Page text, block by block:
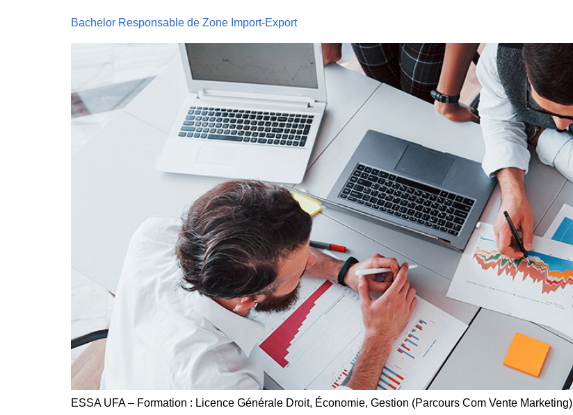
Bachelor Responsable de Zone Import-Export
ESSA UFA – Formation : Licence Générale Droit, Économie, Gestion (Parcours Com Vente Marketing)